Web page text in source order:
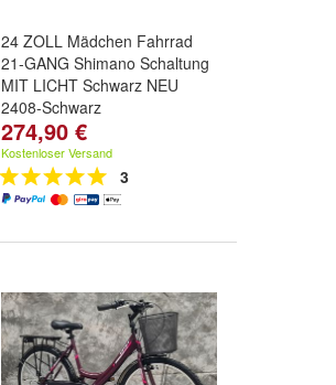
24 ZOLL Mädchen Fahrrad
21-GANG Shimano Schaltung
MIT LICHT Schwarz NEU
2408-Schwarz
274,90 €
Kostenloser Versand
3